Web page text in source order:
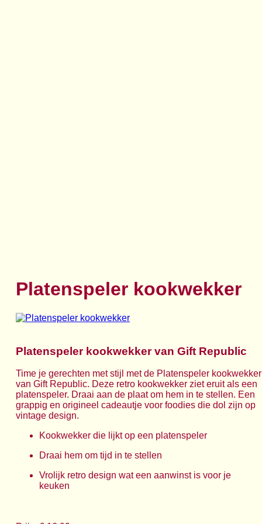
Platenspeler kookwekker
Platenspeler kookwekker van Gift Republic
Time je gerechten met stijl met de Platenspeler kookwekker
van Gift Republic. Deze retro kookwekker ziet eruit als een
platenspeler. Draai aan de plaat om hem in te stellen. Een
grappig en origineel cadeautje voor foodies die dol zijn op
vintage design.
Kookwekker die lijkt op een platenspeler
Draai hem om tijd in te stellen
Vrolijk retro design wat een aanwinst is voor je
keuken